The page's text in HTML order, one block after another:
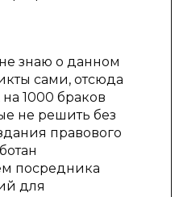
знаю о данном
сами, отсюда
1000 браков
не решить без
правового
посредника
для